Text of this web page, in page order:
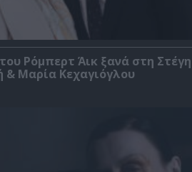
Ρόμπερτ Άικ ξανά στη
& Μαρία Κεχαγιόγλου